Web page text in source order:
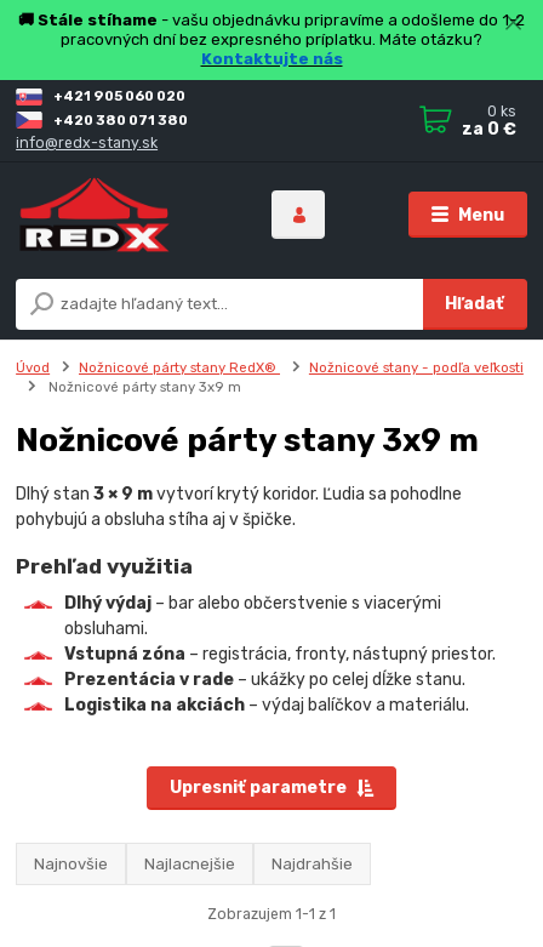
🚚 Stále stíhame - vašu objednávku pripravíme a odošleme do 1-2
pracovných dní bez expresného príplatku. Máte otázku?
Kontaktujte nás
Menu
Hľadať
+421 905 060 020
+420 380 071 380
info@redx-stany.sk
0 ks
za 0 €
Úvod Nožnicové párty stany RedX®
Nožnicové stany - podľa veľkosti
Nožnicové párty stany 3x9 m
Nožnicové párty stany 3x9 m
Dlhý stan3 × 9 mvytvorí krytý koridor. Ľudia sa pohodlne
pohybujú a obsluha stíha aj v špičke.
Prehľad využitia
Dlhý výdaj – bar alebo občerstvenie s viacerými
obsluhami.
Vstupná zóna – registrácia, fronty, nástupný priestor.
Prezentácia v rade – ukážky po celej dĺžke stanu.
Logistika na akciách – výdaj balíčkov a materiálu.
Upresniť parametre
Najnovšie Najlacnejšie Najdrahšie
Zobrazujem 1-1 z 1